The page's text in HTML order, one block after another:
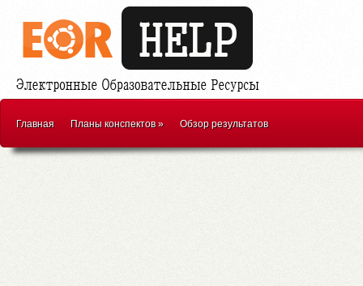
Главная Планы конспектов» Обзор результатов